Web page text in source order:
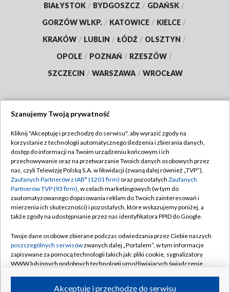
BIAŁYSTOK / BYDGOSZCZ / GDAŃSK /
GORZÓW WLKP. / KATOWICE / KIELCE /
KRAKÓW / LUBLIN / ŁÓDŹ / OLSZTYN /
OPOLE / POZNAŃ / RZESZÓW /
SZCZECIN / WARSZAWA / WROCŁAW
TVP
Abonament TVP
Emisja w TVP
Centrum informacji TVP
Naziemna Telewizja Cyfrowa
Rada Programowa
System NOS
Informacje o nadawcy
Regulamin TVP
Polityka prywatności
Moje zgody
Pomoc
Kontakt
Kanały
Szanujemy Twoją prywatność
Kliknij "Akceptuję i przechodzę do serwisu", aby wyrazić zgody na
korzystanie z technologii automatycznego śledzenia i zbierania danych,
dostęp do informacji na Twoim urządzeniu końcowym i ich
przechowywanie oraz na przetwarzanie Twoich danych osobowych przez
nas, czyli Telewizję Polską S.A. w likwidacji (zwaną dalej również „TVP”),
Zaufanych Partnerów z IAB* (1201 firm) oraz pozostałych Zaufanych
Partnerów TVP (93 firm), w celach marketingowych (w tym do
zautomatyzowanego dopasowania reklam do Twoich zainteresowań i
mierzenia ich skuteczności) i pozostałych, które wskazujemy poniżej, a
także zgody na udostępnianie przez nas identyfikatora PPID do Google.
Twoje dane osobowe zbierane podczas odwiedzania przez Ciebie naszych
poszczególnych serwisówzwanych dalej „Portalem”, w tym informacje
zapisywane za pomocą technologii takich jak: pliki cookie, sygnalizatory
WWW lub innych podobnych technologii umożliwiających świadczenie
Akceptuję i przechodzę do serwisu